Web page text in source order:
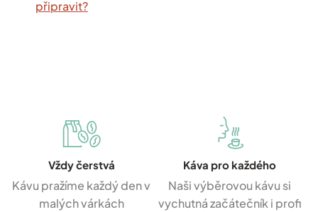
připravit?
Vždy čerstvá
Kávu pražíme každý den v
malých várkách
Káva pro každého
Naši výběrovou kávu si
vychutná začátečník i profi